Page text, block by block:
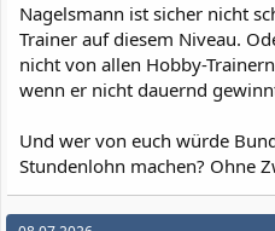
Nagelsmann ist sicher nicht
Trainer auf diesem Niveau.
nicht von allen Hobby-
wenn er nicht dauernd
Und wer von euch würde
Stundenlohn machen? Ohne